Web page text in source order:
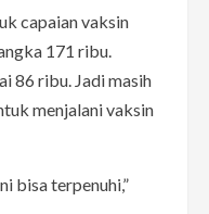
capaian vaksin
171 ribu.
86 ribu. Jadi masih
menjalani vaksin
bisa terpenuhi,”